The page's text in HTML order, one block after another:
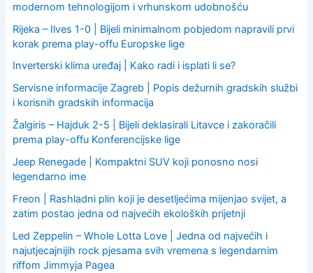
rmodernom tehnologijom i vrhunskom udobnošću
Rijeka – Ilves 1-0 | Bijeli minimalnom pobjedom napravili prvi
korak prema play-offu Europske lige
Inverterski klima uređaj | Kako radi i isplati li se?
Servisne informacije Zagreb | Popis dežurnih gradskih službi
i korisnih gradskih informacija
Žalgiris – Hajduk 2-5 | Bijeli deklasirali Litavce i zakoračili
prema play-offu Konferencijske lige
Jeep Renegade | Kompaktni SUV koji ponosno nosi
legendarno ime
Freon | Rashladni plin koji je desetljećima mijenjao svijet, a
zatim postao jedna od najvećih ekoloških prijetnji
Led Zeppelin – Whole Lotta Love | Jedna od najvećih i
najutjecajnijih rock pjesama svih vremena s legendarnim
riffom Jimmyja Pagea